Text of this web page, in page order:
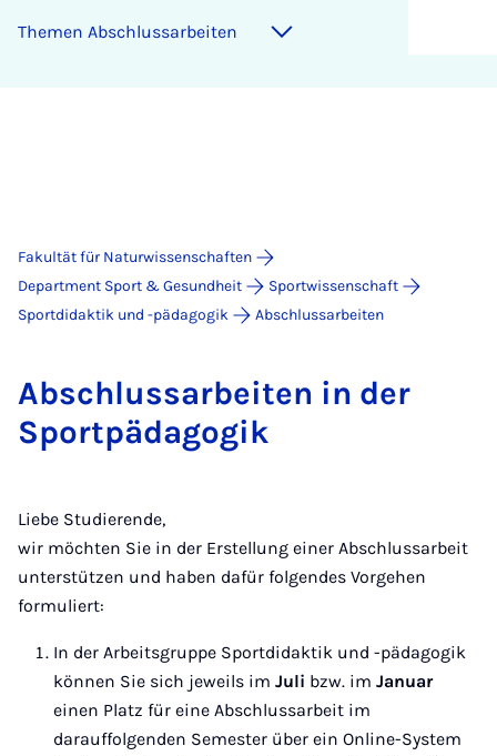
The­men Ab­schluss­a­r­bei­ten
Fakultät für Naturwissenschaften
Department Sport & Gesundheit
Sportwissenschaft
Sportdidaktik und -pädagogik
Abschlussarbeiten
Ab­schluss­a­r­bei­ten in der
Sport­päd­ago­gik
Liebe Studierende,
wir möchten Sie in der Erstellung einer Abschlussarbeit
unterstützen und haben dafür folgendes Vorgehen
formuliert:
In der Arbeitsgruppe Sportdidaktik und -pädagogik
können Sie sich jeweils im Juli bzw. im Januar
einen Platz für eine Abschlussarbeit im
darauffolgenden Semester über ein Online-System